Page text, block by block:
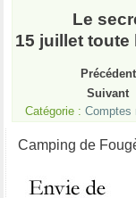
Le
15 juillet toute
Précédent
Suivant
Catégorie :Comptes
Camping de